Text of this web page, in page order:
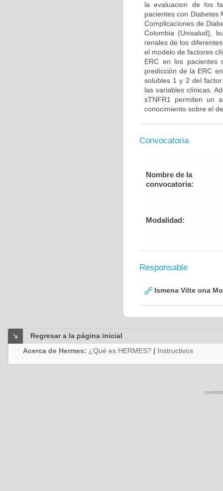
la evaluacion de los
pacientes con Diabetes
Complicaciones de
Colombia (Unisalud),
renales de los
el modelo de factores
ERC en los pacientes
predicción de la ERC
solubles 1 y 2 del
las variables clínicas.
sTNFR1 permiten un
conocimiento sobre el
Convocatoria
Nombre de la
convocatoria:
Modalidad:
Responsable
Ismena Vilte ona
Regresar a la página inicial
Acerca de Hermes: ¿Qué es HERMES? | Instructivos